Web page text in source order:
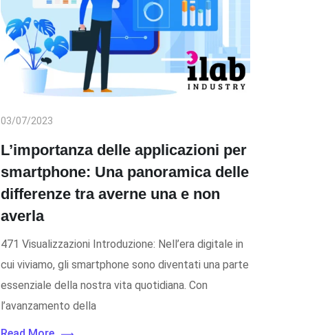
03/07/2023
L’importanza delle applicazioni per
smartphone: Una panoramica delle
differenze tra averne una e non
averla
471 Visualizzazioni Introduzione: Nell’era digitale in
cui viviamo, gli smartphone sono diventati una parte
essenziale della nostra vita quotidiana. Con
l’avanzamento della